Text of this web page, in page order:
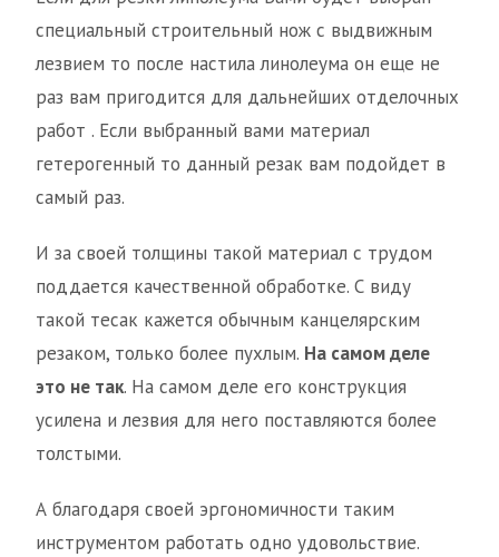
специальный строительный нож с выдвижным
лезвием то после настила линолеума он еще не
раз вам пригодится для дальнейших отделочных
работ . Если выбранный вами материал
гетерогенный то данный резак вам подойдет в
самый раз.
И за своей толщины такой материал с трудом
поддается качественной обработке. С виду
такой тесак кажется обычным канцелярским
резаком, только более пухлым. На самом деле
это не так. На самом деле его конструкция
усилена и лезвия для него поставляются более
толстыми.
А благодаря своей эргономичности таким
инструментом работать одно удовольствие.